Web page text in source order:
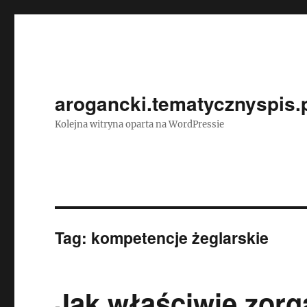
Kolejna witryna oparta na WordPressie
Tag: kompetencje żeglarskie